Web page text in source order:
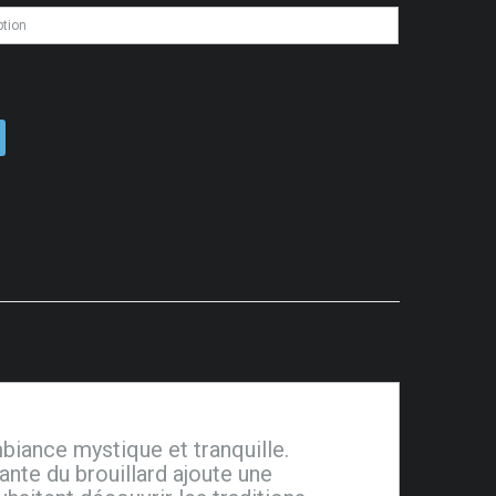
mystique et tranquille.
du brouillard ajoute une